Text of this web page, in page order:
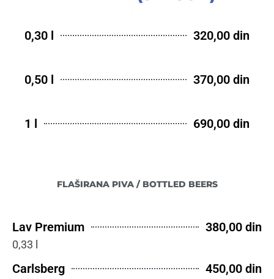
0,30 l 320,00 din
0,50 l 370,00 din
1 l 690,00 din
FLAŠIRANA PIVA / BOTTLED BEERS
Lav Premium 380,00 din
0,33 l
Carlsberg 450,00 din